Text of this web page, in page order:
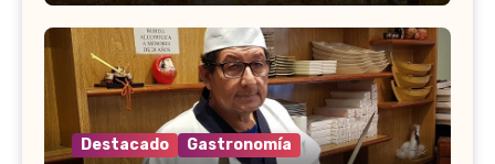
Destacado Gastronomía